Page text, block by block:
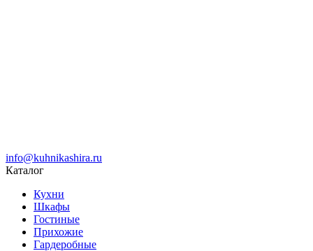
info@kuhnikashira.ru
Каталог
Кухни
Шкафы
Гостиные
Прихожие
Гардеробные